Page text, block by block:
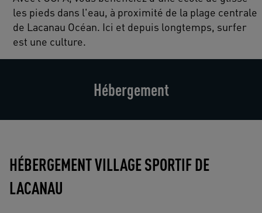
les pieds dans l'eau, à proximité de la plage centrale
de Lacanau Océan. Ici et depuis longtemps, surfer
est une culture.
Hébergement
HÉBERGEMENT VILLAGE SPORTIF DE
LACANAU